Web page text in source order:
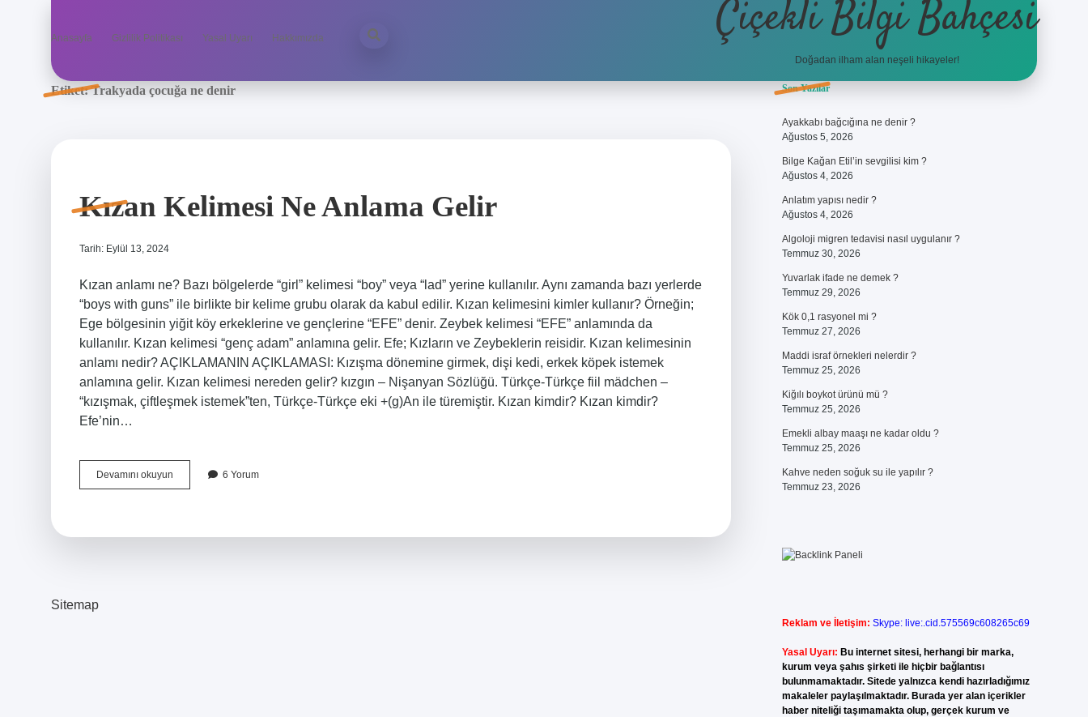
Anasayfa Gizlilik Politikası Yasal Uyarı Hakkımızda Çiçekli Bilgi Bahçesi
Doğadan ilham alan neşeli hikayeler!
Etiket:Trakyada çocuğa ne denir
Kızan Kelimesi Ne Anlama Gelir
Tarih: Eylül 13, 2024
Kızan anlamı ne? Bazı bölgelerde “girl” kelimesi “boy” veya “lad” yerine kullanılır. Aynı zamanda bazı yerlerde
“boys with guns” ile birlikte bir kelime grubu olarak da kabul edilir. Kızan kelimesini kimler kullanır? Örneğin;
Ege bölgesinin yiğit köy erkeklerine ve gençlerine “EFE” denir. Zeybek kelimesi “EFE” anlamında da
kullanılır. Kızan kelimesi “genç adam” anlamına gelir. Efe; Kızların ve Zeybeklerin reisidir. Kızan kelimesinin
anlamı nedir? AÇIKLAMANIN AÇIKLAMASI: Kızışma dönemine girmek, dişi kedi, erkek köpek istemek
anlamına gelir. Kızan kelimesi nereden gelir? kızgın – Nişanyan Sözlüğü. Türkçe-Türkçe fiil mädchen –
“kızışmak, çiftleşmek istemek”ten, Türkçe-Türkçe eki +(g)An ile türemiştir. Kızan kimdir? Kızan kimdir?
Efe’nin…
Devamını okuyun
Kelimesi
6 Yorum
Sitemap
Sidebar
Son Yazılar
Ayakkabı bağcığına ne denir ?
Ağustos 5, 2026
Bilge Kağan Etil’in sevgilisi kim ?
Ağustos 4, 2026
Anlatım yapısı nedir ?
Ağustos 4, 2026
Algoloji migren tedavisi nasıl uygulanır ?
Temmuz 30, 2026
Yuvarlak ifade ne demek ?
Temmuz 29, 2026
Kök 0,1 rasyonel mi ?
Temmuz 27, 2026
Maddi israf örnekleri nelerdir ?
Temmuz 25, 2026
Kiğılı boykot ürünü mü ?
Temmuz 25, 2026
Emekli albay maaşı ne kadar oldu ?
Temmuz 25, 2026
Kahve neden soğuk su ile yapılır ?
Temmuz 23, 2026
Reklam ve İletişim: Skype: live:.cid.575569c608265c69
Yasal Uyarı: Bu internet sitesi, herhangi bir marka,
kurum veya şahıs şirketi ile hiçbir bağlantısı
bulunmamaktadır. Sitede yalnızca kendi hazırladığımız
makaleler paylaşılmaktadır. Burada yer alan içerikler
haber niteliği taşımamakta olup, gerçek kurum ve